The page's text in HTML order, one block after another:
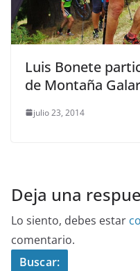
Luis Bonete
de Montaña
julio 23, 2014
Deja una
Lo siento, debes estar
comentario.
Buscar: